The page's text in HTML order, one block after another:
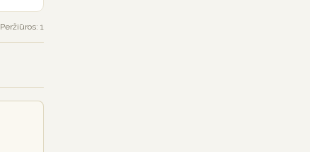
Peržiūros: 1